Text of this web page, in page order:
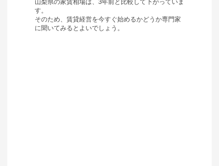
山梨県の家賃相場は、 3年前と比較して下がっていま
す。
そのため、賃貸経営を今すぐ始めるかどうか専門家
に聞いてみるとよいでしょう。